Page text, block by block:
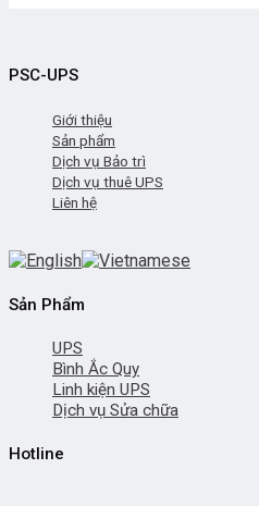
PSC-UPS
Giới thiệu
Sản phẩm
Dịch vụ Bảo trì
Dịch vụ thuê UPS
Liên hệ
Sản Phẩm
UPS
Bình Ắc Quy
Linh kiện UPS
Dịch vụ Sửa chữa
Hotline